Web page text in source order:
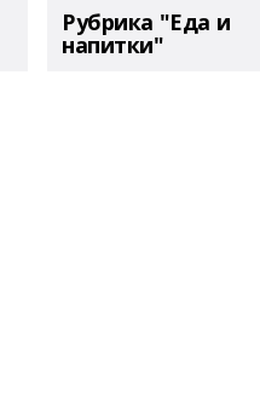
Рубрика "Еда и
напитки"